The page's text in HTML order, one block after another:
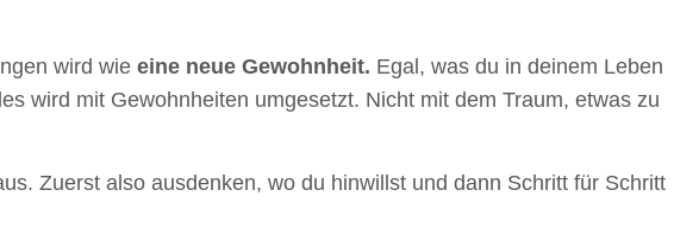
wird wie eine neue Gewohnheit. Egal, was du in deinem Leben
wird mit Gewohnheiten umgesetzt. Nicht mit dem Traum, etwas zu
Zuerst also ausdenken, wo du hinwillst und dann Schritt für Schritt